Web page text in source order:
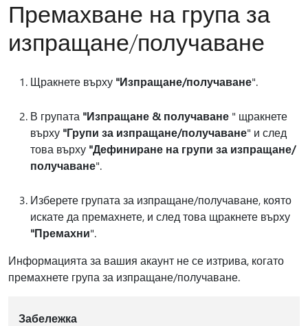
Премахване на група за
изпращане/получаване
Щракнете върху "Изпращане/получаване".
В групата "Изпращане & получаване " щракнете
върху "Групи за изпращане/получаване" и след
това върху "Дефиниране на групи за изпращане/
получаване".
Изберете групата за изпращане/получаване, която
искате да премахнете, и след това щракнете върху
"Премахни".
Информацията за вашия акаунт не се изтрива, когато
премахнете група за изпращане/получаване.
Забележка